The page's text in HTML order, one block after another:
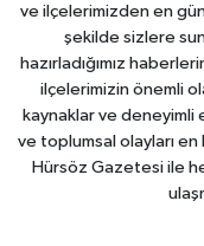
ve ilçelerimizden en
şekilde sizlere
hazırladığımız
ilçelerimizin önemli
kaynaklar ve
ve toplumsal olayları en
Hürsöz Gazetesi ile